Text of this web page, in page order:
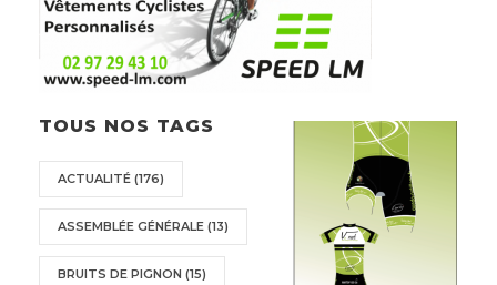
TOUS NOS TAGS
ACTUALITÉ (176)
ASSEMBLÉE GÉNÉRALE (13)
BRUITS DE PIGNON (15)